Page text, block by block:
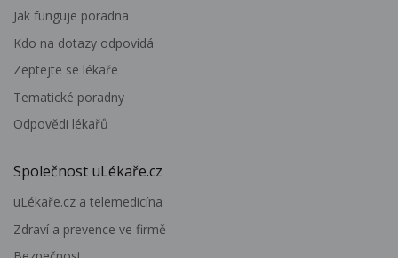
Jak funguje poradna
Kdo na dotazy odpovídá
Zeptejte se lékaře
Tematické poradny
Odpovědi lékařů
Společnost uLékaře.cz
uLékaře.cz a telemedicína
Zdraví a prevence ve firmě